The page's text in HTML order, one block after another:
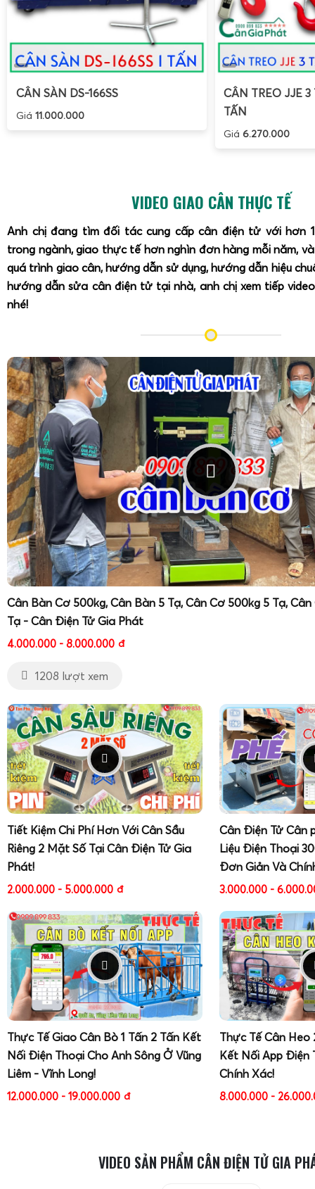
CÂN SÀN DS-166SS
Giá 11.000.000
CÂN TREO JJE
TẤN
Giá6.270.000
VIDEO GIAO CÂN THỰC TẾ
Anh chị đang tìm đối tác cung cấp cân điện tử với hơn
trong ngành, giao thực tế hơn nghìn đơn hàng mỗi năm,
quá trình giao cân, hướng dẫn sử dụng, hướng dẫn hiệu
hướng dẫn sửa cân điện tử tại nhà, anh chị xem tiếp
nhé!
Cân Bàn Cơ 500kg, Cân Bàn 5 Tạ, Cân Cơ 500kg 5 Tạ,
Tạ - Cân Điện Tử Gia Phát
4.000.000 - 8.000.000 đ
1208 lượt xem
Tiết Kiệm Chi Phí Hơn Với Cân Sầu
Riêng 2 Mặt Số Tại Cân Điện Tử Gia
Phát!
2.000.000 - 5.000.000 đ
Cân Điện Tử Cân
Liệu Điện Thoại
Đơn Giản Và
3.000.000 -
Thực Tế Giao Cân Bò 1 Tấn 2 Tấn Kết
Nối Điện Thoại Cho Anh Sông Ở Vũng
Liêm - Vĩnh Long!
12.000.000 - 19.000.000 đ
Thực Tế Cân
Kết Nối App Điện
Chính Xác!
8.000.000 -
VIDEO SẢN PHẨM CÂN ĐIỆN TỬ GIA